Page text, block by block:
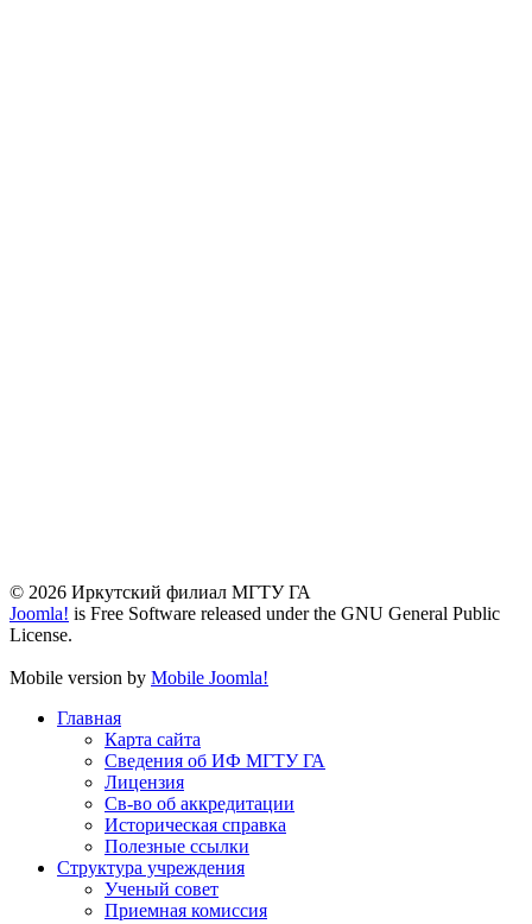
© 2026 Иркутский филиал МГТУ ГА
Joomla! is Free Software released under the GNU General Public
License.
Mobile version by Mobile Joomla!
Главная
Карта сайта
Сведения об ИФ МГТУ ГА
Лицензия
Св-во об аккредитации
Историческая справка
Полезные ссылки
Структура учреждения
Ученый совет
Приемная комиссия